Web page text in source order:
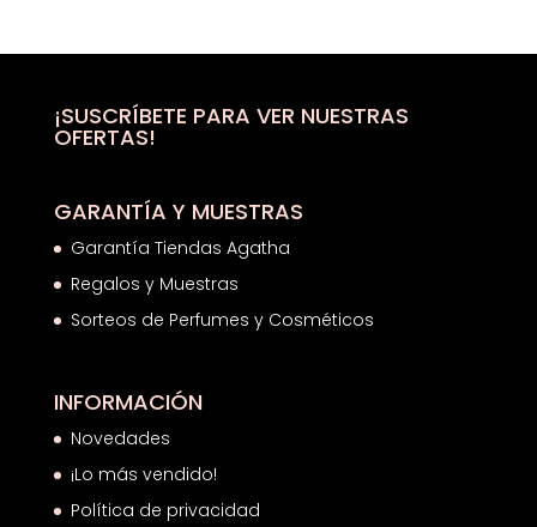
desde
hasta
¡SUSCRÍBETE PARA VER NUESTRAS
OFERTAS!
GARANTÍA Y MUESTRAS
Garantía Tiendas Agatha
Regalos y Muestras
Sorteos de Perfumes y Cosméticos
INFORMACIÓN
Novedades
¡Lo más vendido!
Política de privacidad